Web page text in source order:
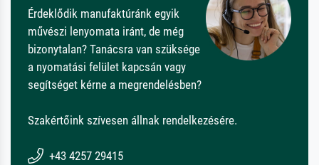
Érdeklődik manufaktúránk egyik
művészi lenyomata iránt, de még
bizonytalan? Tanácsra van szüksége
a nyomatási felület kapcsán vagy
segítséget kérne a megrendelésben?
Szakértőink szívesen állnak rendelkezésére.
+43 4257 29415